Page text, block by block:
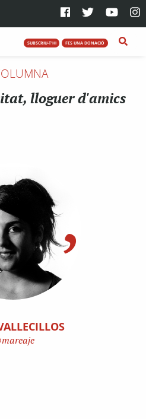
SUBSCRIU-T'HI FES UNA DONACIÓ
lloguer d'amics
mareaje